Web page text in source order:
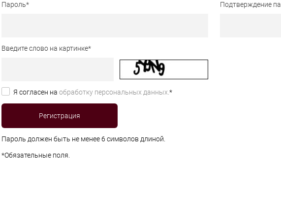
Пароль* Подтверждение
Введите слово на картинке*
Я согласен на обработку персональных данных.*
Пароль должен быть не менее 6 символов длиной.
*Обязательные поля.